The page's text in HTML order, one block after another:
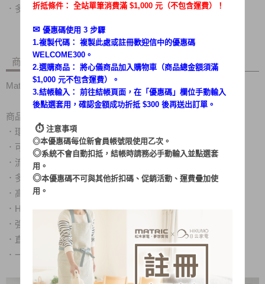
． 多種備件可任意搭配，有效清除各種死角
商品內容 商品討論
Matric手持直立犀利旋風吸塵器 MG-VC1205
商品特色：
．環保免耗材，免換集塵袋/集塵網
．可適用於大空間如客廳使用
．流線設計，直立收納不佔空間
．多種備件可任意搭配，有效清除各種死角
．高品質全銅線核心
．HEPA多層過濾系統，多層過濾排流
．強吸旋風吸塵系統
．直立/手持兩用，羽量級重量，打掃不費力
．一鍵操作，使用簡單方便
折抵條件： 全站單筆消費滿 $1,000 元（不包含運費）！
✉︎ 優惠碼使用 3 步驟
1.複製代碼： 複製此處或註冊歡迎信中的優惠碼
WELCOME300。
2.選購商品： 將心儀商品加入購物車（商品總金額須滿
$1,000 元不包含運費）。
3.結帳輸入： 前往結帳頁面，在「優惠碼 」欄位手動輸入
後點選套用，確認金額成功折抵 $300 後再送出訂單。
⏱︎ 注意事項
◎本優惠碼每位新會員帳號限使用乙次。
◎系統不會自動扣抵，結帳時請務必手動輸入並點選套
用。
◎本優惠碼不可與其他折扣碼、促銷活動、運費疊加使
用。